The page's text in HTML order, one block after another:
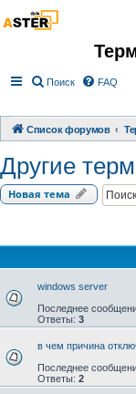
Поиск FAQ
Список форумов
Другие
Новая тема
windows server
Последнее
Ответы: 3
в чем причина
Последнее
Ответы: 2